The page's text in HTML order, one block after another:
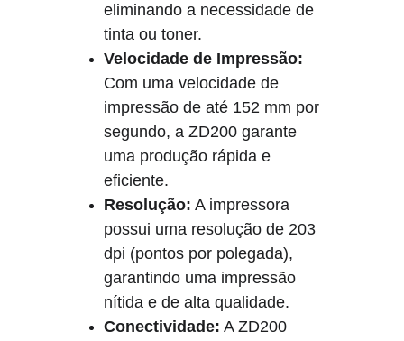
eliminando a necessidade de
tinta ou toner.
Velocidade de Impressão:
Com uma velocidade de
impressão de até 152 mm por
segundo, a ZD200 garante
uma produção rápida e
eficiente.
Resolução: A impressora
possui uma resolução de 203
dpi (pontos por polegada),
garantindo uma impressão
nítida e de alta qualidade.
Conectividade: A ZD200